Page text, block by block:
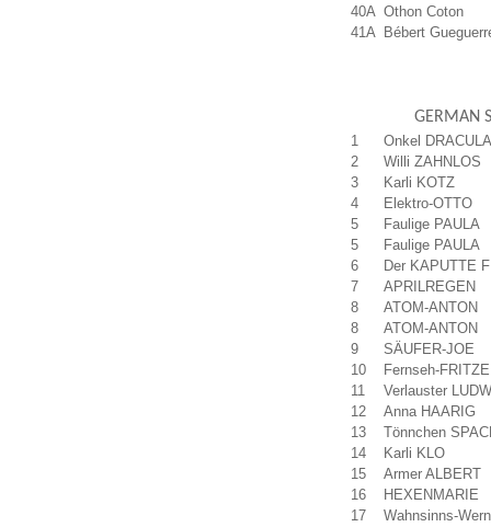
40A Othon Coton
41A
Bébert
GERMAN
1
Onkel DRACULA
2
Willi ZAHNLOS
3
Karli KOTZ
4
Elektro-OTTO
5
Faulige PAULA
5
Faulige PAULA
6
Der KAPUTTE
7
APRILREGEN
8
ATOM-ANTON
8
ATOM-ANTON
9
SÄUFER-JOE
10
Fernseh-FRITZE
11
Verlauster
12
Anna HAARIG
13
Tönnchen
14
Karli KLO
15
Armer ALBERT
16
HEXENMARIE
17
Wahnsinns-